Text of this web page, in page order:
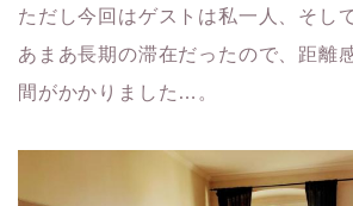
ただし今回はゲストは私一人、そし
あまあ長期の滞在だったので、距離
間がかかりました…。